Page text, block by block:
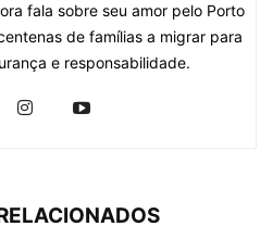
fala sobre seu amor pelo Porto
de famílias a migrar para
e responsabilidade.